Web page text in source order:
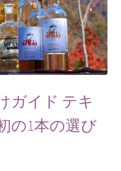
ガイド テキ
の1本の選び